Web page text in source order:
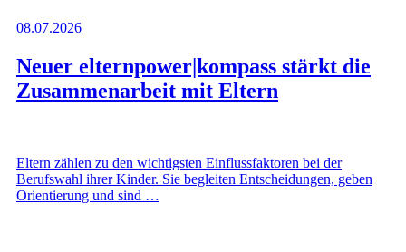
08.07.2026
Neuer elternpower|kompass stärkt die
Zusammenarbeit mit Eltern
Eltern zählen zu den wichtigsten Einflussfaktoren bei der
Berufswahl ihrer Kinder. Sie begleiten Entscheidungen, geben
Orientierung und sind …